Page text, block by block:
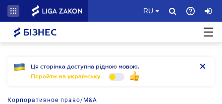
RU
БІЗНЕС
Ця сторінка доступна рідною мовою.
Перейти на українську
Корпоративное право/M&A